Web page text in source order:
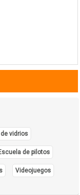
vidrios
de pilotos
Videojuegos